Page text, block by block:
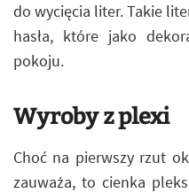
do wycięcia liter. Takie
hasła, które jako
pokoju.
Wyroby z plexi
Choć na pierwszy rzut
zauważa, to cienka